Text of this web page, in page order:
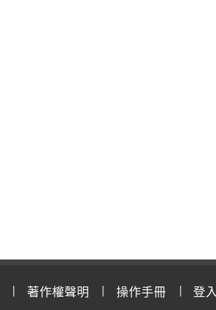
著作權聲明 操作手冊 登